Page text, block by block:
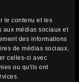
le contenu et les
aux médias sociaux et
des informations
de médias sociaux,
celles-ci avec
ou qu'ils ont